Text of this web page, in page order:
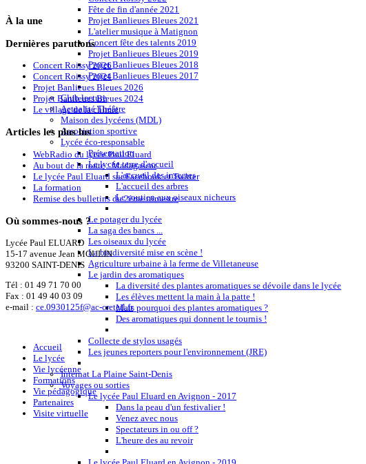
Fête de fin d'année 2021
Projet Banlieues Bleues 2021
L'atelier musique à Matignon
Concert fête des talents 2019
Projet Banlieues Bleues 2019
Projet Banlieues Bleues 2018
Projet Banlieues Bleues 2017
Club lecture
Actualité Théâtre
Maison des lycéens (MDL)
Association sportive
Lycée éco-responsable
Présentation
Le lycée terre d'accueil
L'accueil des insectes
L'accueil des arbres
Le soutien aux oiseaux nicheurs
Le potager du lycée
La saga des bancs ...
Les oiseaux du lycée
La biodiversité mise en scène !
Agriculture urbaine à la ferme de Villetaneuse
Le jardin des aromatiques
La diversité des plantes aromatiques se dévoile dans le lycée
Les élèves mettent la main à la patte !
Mais pourquoi des plantes aromatiques ?
Des aromatiques qui donnent le tournis !
Collecte de stylos usagés
Les jeunes reporters pour l'environnement (JRE)
Internat La Plaine Saint-Denis
Voyages ou sorties
Le lycée Paul Eluard en Avignon - 2017
Dans la peau d'un festivalier !
Venez avec nous
Spectateurs in ou off ?
L'heure des au revoir
À la une
Dernières parutions
Concert Roissy 2026
Concert Roissy 2024
Projet Banlieues Bleues 2026
Projet Banlieues Bleues 2024
Le village de la chimie
Articles les plus lus
WebRadio du lycée Paul Eluard
Au bout de la route : Madagascar
Le lycée Paul Eluard sur Facebook et Twitter
La formation
Remise des bulletins du 2ème trimestre
Où sommes-nous ?
Lycée Paul ELUARD
15-17 avenue Jean MOULIN
93200 SAINT-DENIS
Tél : 01 49 71 70 00
Fax : 01 49 40 03 09
e-mail : ce.0930125f@ac-creteil.fr
Accueil
Le lycée
Vie lycéenne
Formations
Vie pédagogique
Partenaires
Visite virtuelle